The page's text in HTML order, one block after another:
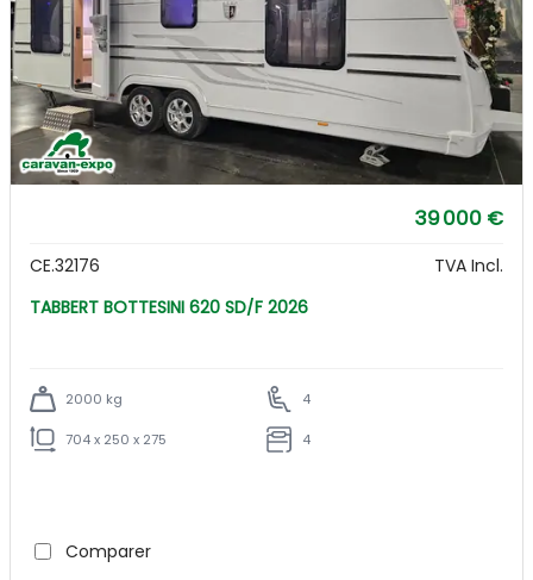
39 000 €
CE.32176
TVA Incl.
TABBERT BOTTESINI 620 SD/F 2026
2000 kg 4
704 x 250 x 275 4
Comparer